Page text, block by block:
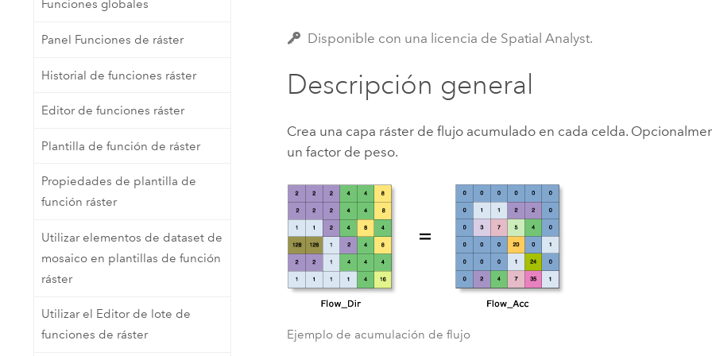
Crear aplicaciones de
Todos los productos
Todos los sectores
Todas las historias
Funciones globales
Panel Funciones de ráster
Historial de funciones ráster
Editor de funciones ráster
Plantilla de función de ráster
Propiedades de plantilla de
función ráster
Utilizar elementos de dataset de
mosaico en plantillas de función
ráster
Utilizar el Editor de lote de
funciones de ráster
Disponible con una licencia de Spatial Analyst.
Descripción general
Crea una capa ráster de flujo acumulado en cada celda.
un factor de peso.
Ejemplo de acumulación de flujo